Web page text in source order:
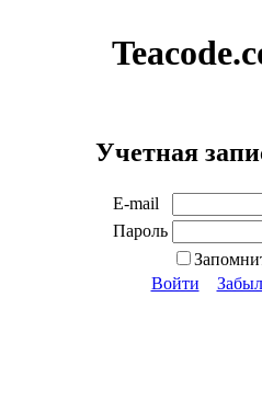
Учетная
E-mail
Пароль
Войти